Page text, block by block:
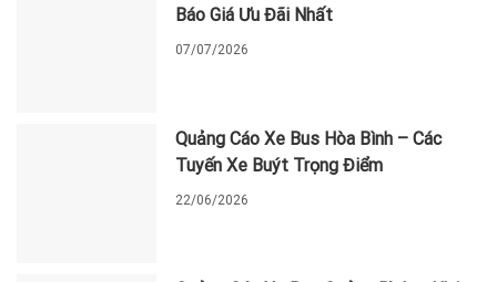
Báo Giá Ưu Đãi Nhất
07/07/2026
Quảng Cáo Xe Bus Hòa Bình – Các
Tuyến Xe Buýt Trọng Điểm
22/06/2026